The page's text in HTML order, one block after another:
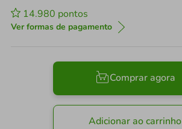
14.980 pontos
Ver formas de pagamento
Comprar agora
Adicionar ao carrinho